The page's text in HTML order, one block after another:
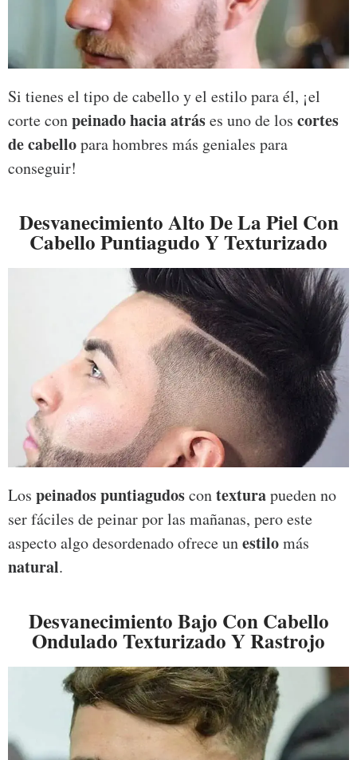
Si tienes el tipo de cabello y el estilo para él, ¡el
corte conpeinado hacia atráses uno de los cortes
de cabellopara hombres más geniales para
conseguir!
Desvanecimiento Alto De La Piel Con
Cabello Puntiagudo Y Texturizado
Los peinados puntiagudoscontexturapueden no
ser fáciles de peinar por las mañanas, pero este
aspecto algo desordenado ofrece unestilomás
natural.
Desvanecimiento Bajo Con Cabello
Ondulado Texturizado Y Rastrojo